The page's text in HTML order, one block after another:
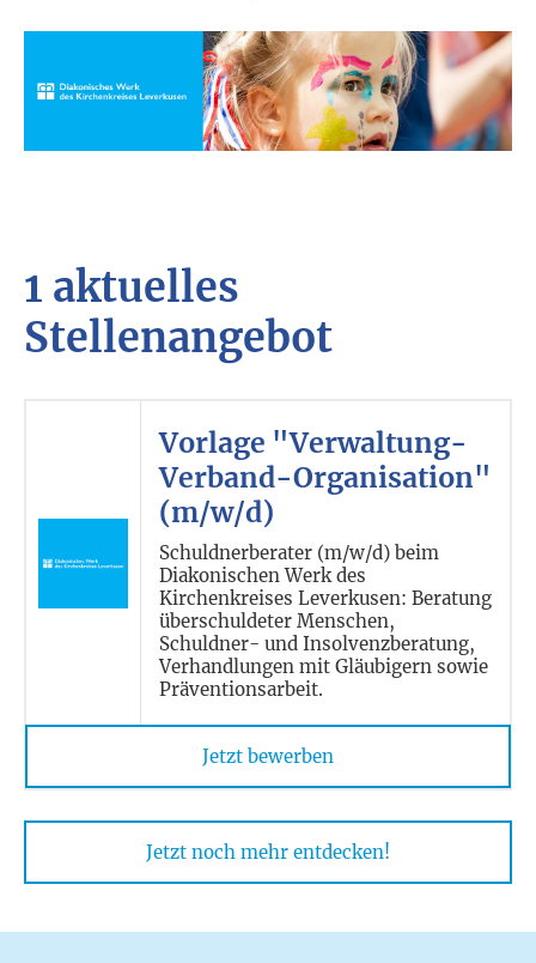
1 aktuelles
Stellenangebot
Vorlage "Verwaltung-
Verband-Organisation"
(m/w/d)
Schuldnerberater (m/w/d) beim
Diakonischen Werk des
Kirchenkreises Leverkusen: Beratung
überschuldeter Menschen,
Schuldner- und Insolvenzberatung,
Verhandlungen mit Gläubigern sowie
Präventionsarbeit.
Jetzt bewerben
Jetzt noch mehr entdecken!